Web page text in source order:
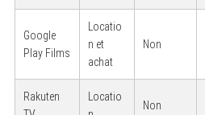
Google
Play Films
Locatio
n et
achat
Non
Rakuten
Locatio
Non